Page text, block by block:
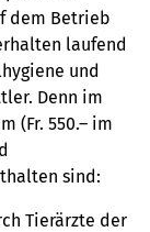
dem Betrieb
laufend
und
Denn im
(Fr. 550.– im
sind:
Tierärzte der